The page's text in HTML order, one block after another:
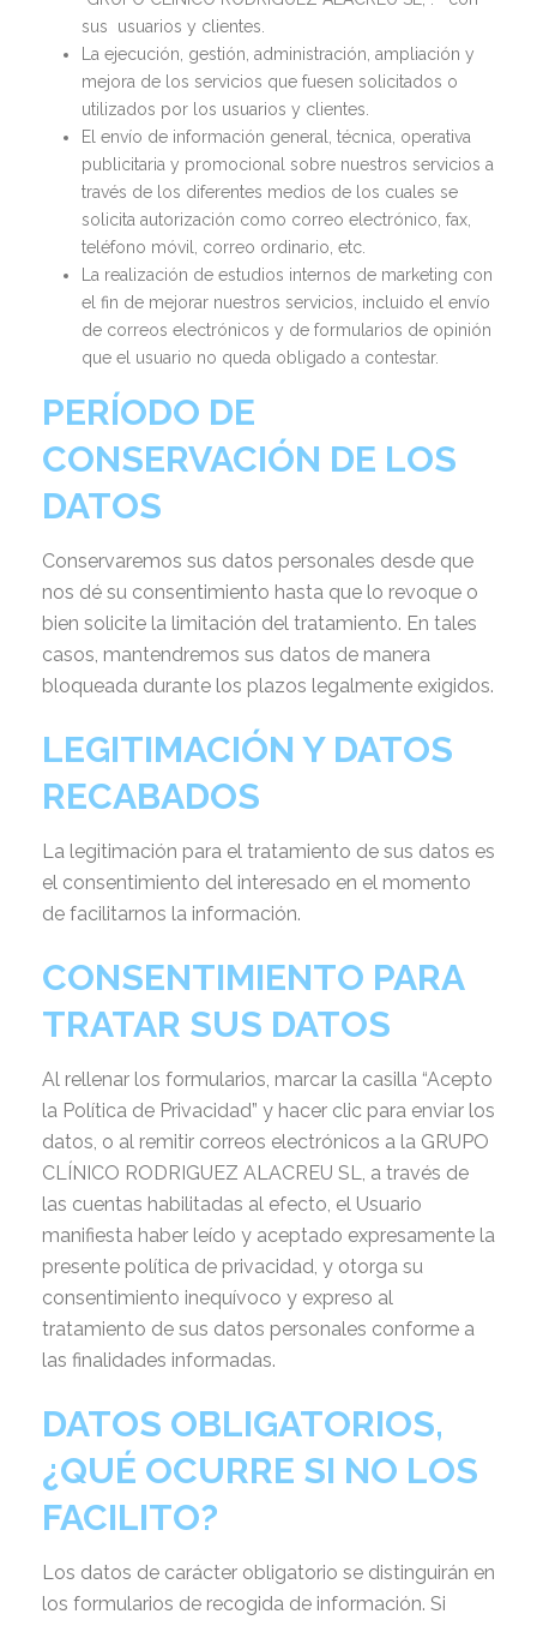
sus usuarios y clientes.
La ejecución, gestión, administración, ampliación y
mejora de los servicios que fuesen solicitados o
utilizados por los usuarios y clientes.
El envío de información general, técnica, operativa
publicitaria y promocional sobre nuestros servicios a
través de los diferentes medios de los cuales se
solicita autorización como correo electrónico, fax,
teléfono móvil, correo ordinario, etc.
La realización de estudios internos de marketing con
el fin de mejorar nuestros servicios, incluido el envío
de correos electrónicos y de formularios de opinión
que el usuario no queda obligado a contestar.
PERÍODO DE
CONSERVACIÓN DE LOS
DATOS
Conservaremos sus datos personales desde que
nos dé su consentimiento hasta que lo revoque o
bien solicite la limitación del tratamiento. En tales
casos, mantendremos sus datos de manera
bloqueada durante los plazos legalmente exigidos.
LEGITIMACIÓN Y DATOS
RECABADOS
La legitimación para el tratamiento de sus datos es
el consentimiento del interesado en el momento
de facilitarnos la información.
CONSENTIMIENTO PARA
TRATAR SUS DATOS
Al rellenar los formularios, marcar la casilla “Acepto
la Política de Privacidad” y hacer clic para enviar los
datos, o al remitir correos electrónicos a la GRUPO
CLÍNICO RODRIGUEZ ALACREU SL, a través de
las cuentas habilitadas al efecto, el Usuario
manifiesta haber leído y aceptado expresamente la
presente política de privacidad, y otorga su
consentimiento inequívoco y expreso al
tratamiento de sus datos personales conforme a
las finalidades informadas.
DATOS OBLIGATORIOS,
¿QUÉ OCURRE SI NO LOS
FACILITO?
Los datos de carácter obligatorio se distinguirán en
los formularios de recogida de información. Si